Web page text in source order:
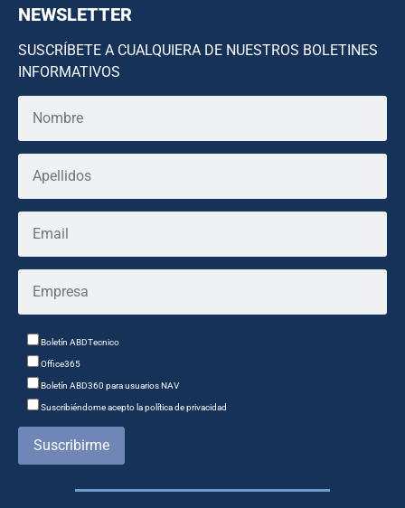
NEWSLETTER
SUSCRÍBETE A CUALQUIERA DE NUESTROS BOLETINES
INFORMATIVOS
Boletín ABDTecnico
Office365
Boletín ABD360 para usuarios NAV
Suscribiéndome acepto la política de privacidad
Suscribirme